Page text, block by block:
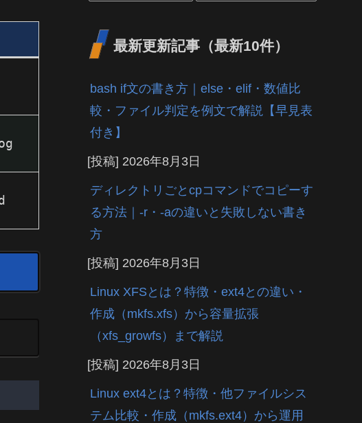
最新更新記事（最新10件）
bash if文の書き方｜else・elif・数値比
較・ファイル判定を例文で解説【早見表
付き】
[投稿] 2026年8月3日
ディレクトリごとcpコマンドでコピーす
る方法｜-r・-aの違いと失敗しない書き
方
[投稿] 2026年8月3日
Linux XFSとは？特徴・ext4との違い・
作成（mkfs.xfs）から容量拡張
（xfs_growfs）まで解説
[投稿] 2026年8月3日
Linux ext4とは？特徴・他ファイルシス
テム比較・作成（mkfs.ext4）から運用